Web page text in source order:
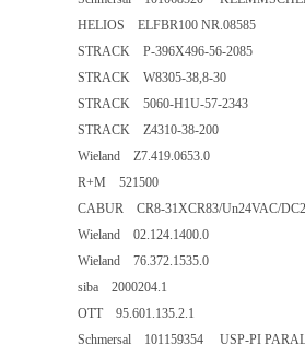
HELIOS ELFBR100 NR.08585
STRACK P-396X496-56-2085
STRACK W8305-38,8-30
STRACK 5060-H1U-57-2343
STRACK Z4310-38-200
Wieland Z7.419.0653.0
R+M 521500
CABUR CR8-31XCR83/Un24VAC/
Wieland 02.124.1400.0
Wieland 76.372.1535.0
siba 2000204.1
OTT 95.601.135.2.1
Schmersal 101159354 USP-PI